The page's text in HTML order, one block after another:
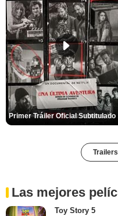
Las mejores
Toy Story 5